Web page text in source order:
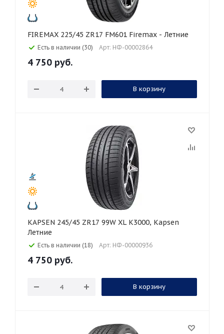
FIREMAX 225/45 ZR17 FM601 Firemax - Летние
Есть в наличии (30) Арт: НФ-00002864
4 750 руб.
В корзину
KAPSEN 245/45 ZR17 99W XL K3000, Kapsen
Летние
Есть в наличии (18) Арт: НФ-00000936
4 750 руб.
В корзину